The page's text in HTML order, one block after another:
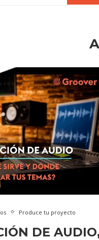
Produce tu proyecto
DE